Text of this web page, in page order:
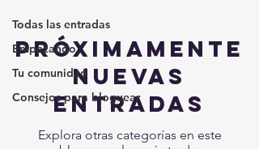
Todas las entradas
Empezando
Tu comunidad
Consejos para bloguear
Próximamente
nuevas
entradas
Explora otras categorías en este